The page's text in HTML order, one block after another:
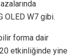
OLED W7 gibi.
forma dair
etkinliğinde yine